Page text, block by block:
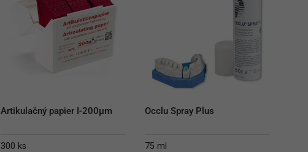
Artikulačný papier I-200µm
300 ks
Occlu Spray Plus
75 ml